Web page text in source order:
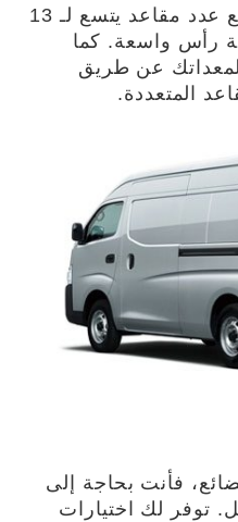
قم بجلب الطاقم بأكمله مع عدد مقاعد يتسع لـ 13
رأس واسعة. كما
لمعداتك عن طريق
المتعددة.
فأنت بحاجة إلى
توفر لك اختيارات